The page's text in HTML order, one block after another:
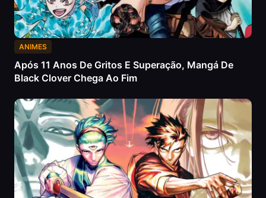
ANIMES
Após 11 Anos De Gritos E Superação, Mangá De
Black Clover Chega Ao Fim